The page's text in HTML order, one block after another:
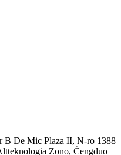
B De Mic Plaza II, N-ro 1388
Zono, Ĉengduo